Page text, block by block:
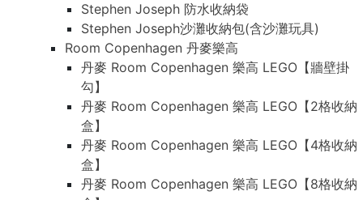
Stephen Joseph 防水收納袋
Stephen Joseph沙灘收納包(含沙灘玩具)
Room Copenhagen 丹麥樂高
丹麥 Room Copenhagen 樂高 LEGO【牆壁掛
勾】
丹麥 Room Copenhagen 樂高 LEGO【2格收納
盒】
丹麥 Room Copenhagen 樂高 LEGO【4格收納
盒】
丹麥 Room Copenhagen 樂高 LEGO【8格收納